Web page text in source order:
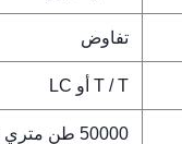
تفاوض
T / T أو LC
50000 طن متري سنويا